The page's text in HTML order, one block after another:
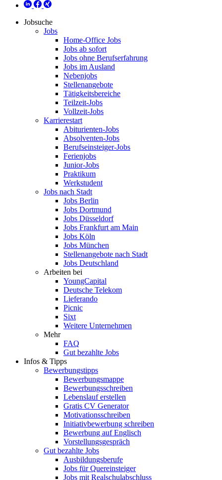
Jobsuche
Jobs
Home-Office Jobs
Jobs ab sofort
Jobs ohne Berufserfahrung
Jobs im Ausland
Nebenjobs
Stellenangebote
Tätigkeitsbereiche
Teilzeit-Jobs
Vollzeit-Jobs
Karrierestart
Abiturienten-Jobs
Absolventen-Jobs
Berufseinsteiger-Jobs
Ferienjobs
Junior-Jobs
Praktikum
Werkstudent
Jobs nach Stadt
Jobs Berlin
Jobs Dortmund
Jobs Düsseldorf
Jobs Frankfurt am Main
Jobs Köln
Jobs München
Stellenangebote nach Stadt
Jobs Deutschland
Arbeiten bei
YoungCapital
Deutsche Telekom
Lieferando
Picnic
Sixt
Weitere Unternehmen
Mehr
FAQ
Gut bezahlte Jobs
Infos & Tipps
Bewerbungstipps
Bewerbungsmappe
Bewerbungsschreiben
Lebenslauf erstellen
Gratis CV Generator
Motivationsschreiben
Initiativbewerbung schreiben
Bewerbung auf Englisch
Vorstellungsgespräch
Gut bezahlte Jobs
Ausbildungsberufe
Jobs für Quereinsteiger
Jobs mit Realschulabschluss